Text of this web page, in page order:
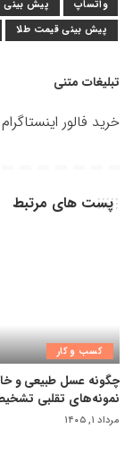
واتساپ
پیش بینی
پیش بینی قیمت طلا
تبلیغات متنی
خرید فالور اینستاگرام
پست های مرتبط
کسب و کار
چگونه عسل طبیعی و
نمونه‌های تقلبی
مرداد ۱, ۱۴۰۵